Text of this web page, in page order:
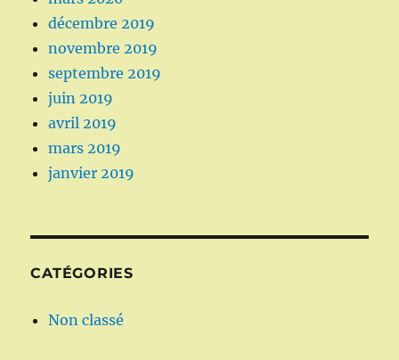
décembre 2019
novembre 2019
septembre 2019
juin 2019
avril 2019
mars 2019
janvier 2019
CATÉGORIES
Non classé